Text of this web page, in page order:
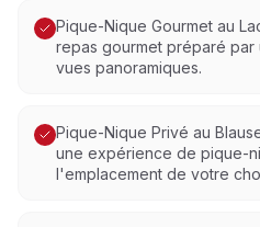
Pique-Nique Gourmet au
repas gourmet préparé par
vues panoramiques.
Pique-Nique Privé au
une expérience de pique-
l'emplacement de votre